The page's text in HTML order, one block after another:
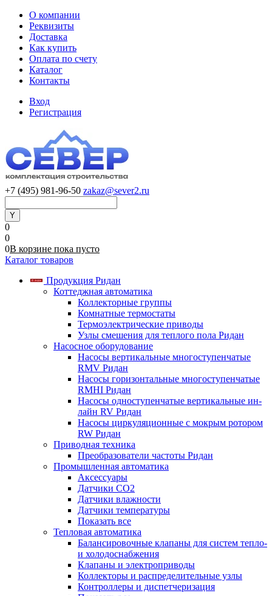
О компании
Реквизиты
Доставка
Как купить
Оплата по счету
Каталог
Контакты
Вход
Регистрация
+7 (495) 981-96-50 zakaz@sever2.ru
0
0
0В корзине пока пусто
Каталог товаров
Продукция Ридан
Коттеджная автоматика
Коллекторные группы
Комнатные термостаты
Термоэлектрические приводы
Узлы смешения для теплого пола Ридан
Насосное оборудование
Насосы вертикальные многоступенчатые
RMV Ридан
Насосы горизонтальные многоступенчатые
RMHI Ридан
Насосы одноступенчатые вертикальные ин-
лайн RV Ридан
Насосы циркуляционные с мокрым ротором
RW Ридан
Приводная техника
Преобразователи частоты Ридан
Промышленная автоматика
Аксессуары
Датчики CO2
Датчики влажности
Датчики температуры
Показать все
Тепловая автоматика
Балансировочные клапаны для систем тепло-
и холодоснабжения
Клапаны и электроприводы
Коллекторы и распределительные узлы
Контроллеры и диспетчеризация